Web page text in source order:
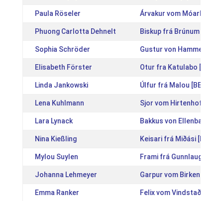
Paula Röseler Árvakur vom Móarbær
Phuong Carlotta Dehnelt Biskup frá Brúnum
Sophia Schröder Gustur von
Elisabeth Förster Otur fra Katulabo
Linda Jankowski Úlfur frá Malou
Lena Kuhlmann Sjor vom Hirtenhof
Lara Lynack Bakkus von Ellenbach
Nina Kießling Keisari frá Miðási
Mylou Suylen Frami frá
Johanna Lehmeyer Garpur vom Birkenhof
Emma Ranker Felix vom Vindstaðir